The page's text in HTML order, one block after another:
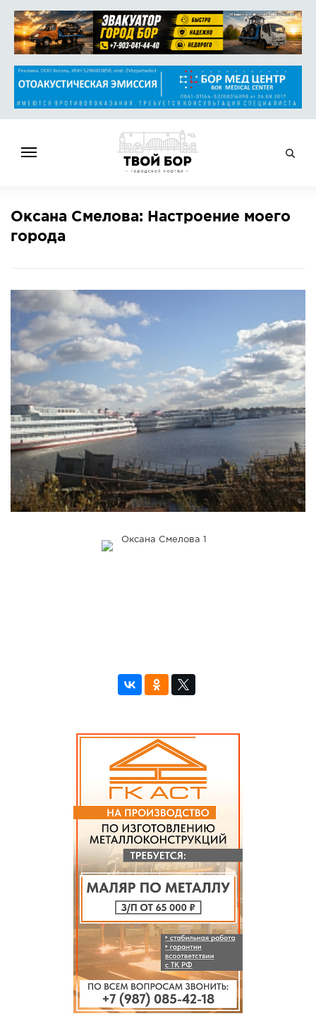
НОВОСТИ
СПРАВОЧНИК
АФИША
СПРАВКА
КОНКУРСЫ
СТАТЬИ
ГОЛОСОВАНИЯ
ПРЕДЛОЖИТЬ НОВОСТЬ
ФОТО
Оксана Смелова: Настроение моего
города